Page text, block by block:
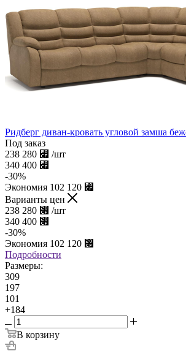
Ридберг диван-кровать угловой замша
Под заказ
238 280 ⃏ /шт
340 400 ⃏
-30%
Экономия 102 120 ⃏
Варианты цен
238 280 ⃏ /шт
340 400 ⃏
-30%
Экономия 102 120 ⃏
Подробности
Размеры:
309
197
101
+184
В корзину